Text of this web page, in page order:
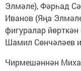
Элмәле), Фәрһад
Иванов (Яңа
фигуралар йөрткән
Шамил Сөнчәләев
Чирмешәннән